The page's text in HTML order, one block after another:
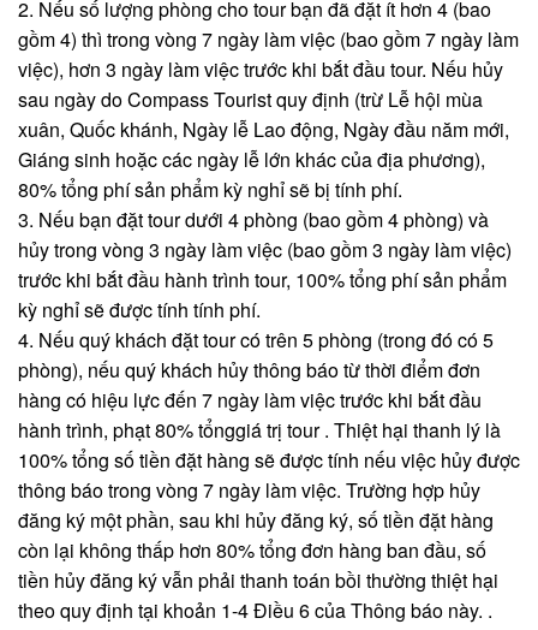
2. Nếu số lượng phòng cho tour bạn đã đặt ít hơn 4 (bao
gồm 4) thì trong vòng 7 ngày làm việc (bao gồm 7 ngày làm
việc), hơn 3 ngày làm việc trước khi bắt đầu tour. Nếu hủy
sau ngày do Compass Tourist quy định (trừ Lễ hội mùa
xuân, Quốc khánh, Ngày lễ Lao động, Ngày đầu năm mới,
Giáng sinh hoặc các ngày lễ lớn khác của địa phương),
80% tổng phí sản phẩm kỳ nghỉ sẽ bị tính phí.
3. Nếu bạn đặt tour dưới 4 phòng (bao gồm 4 phòng) và
hủy trong vòng 3 ngày làm việc (bao gồm 3 ngày làm việc)
trước khi bắt đầu hành trình tour, 100% tổng phí sản phẩm
kỳ nghỉ sẽ được tính tính phí.
4. Nếu quý khách đặt tour có trên 5 phòng (trong đó có 5
phòng), nếu quý khách hủy thông báo từ thời điểm đơn
hàng có hiệu lực đến 7 ngày làm việc trước khi bắt đầu
hành trình, phạt 80% tổnggiá trị tour . Thiệt hại thanh lý là
100% tổng số tiền đặt hàng sẽ được tính nếu việc hủy được
thông báo trong vòng 7 ngày làm việc. Trường hợp hủy
đăng ký một phần, sau khi hủy đăng ký, số tiền đặt hàng
còn lại không thấp hơn 80% tổng đơn hàng ban đầu, số
tiền hủy đăng ký vẫn phải thanh toán bồi thường thiệt hại
theo quy định tại khoản 1-4 Điều 6 của Thông báo này. .